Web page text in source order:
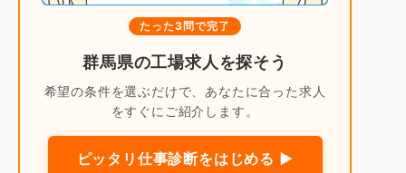
たった3問で完了
群馬県の工場求人を探そう
希望の条件を選ぶだけで、あなたに合った求人
をすぐにご紹介します。
ピッタリ仕事診断をはじめる ▶